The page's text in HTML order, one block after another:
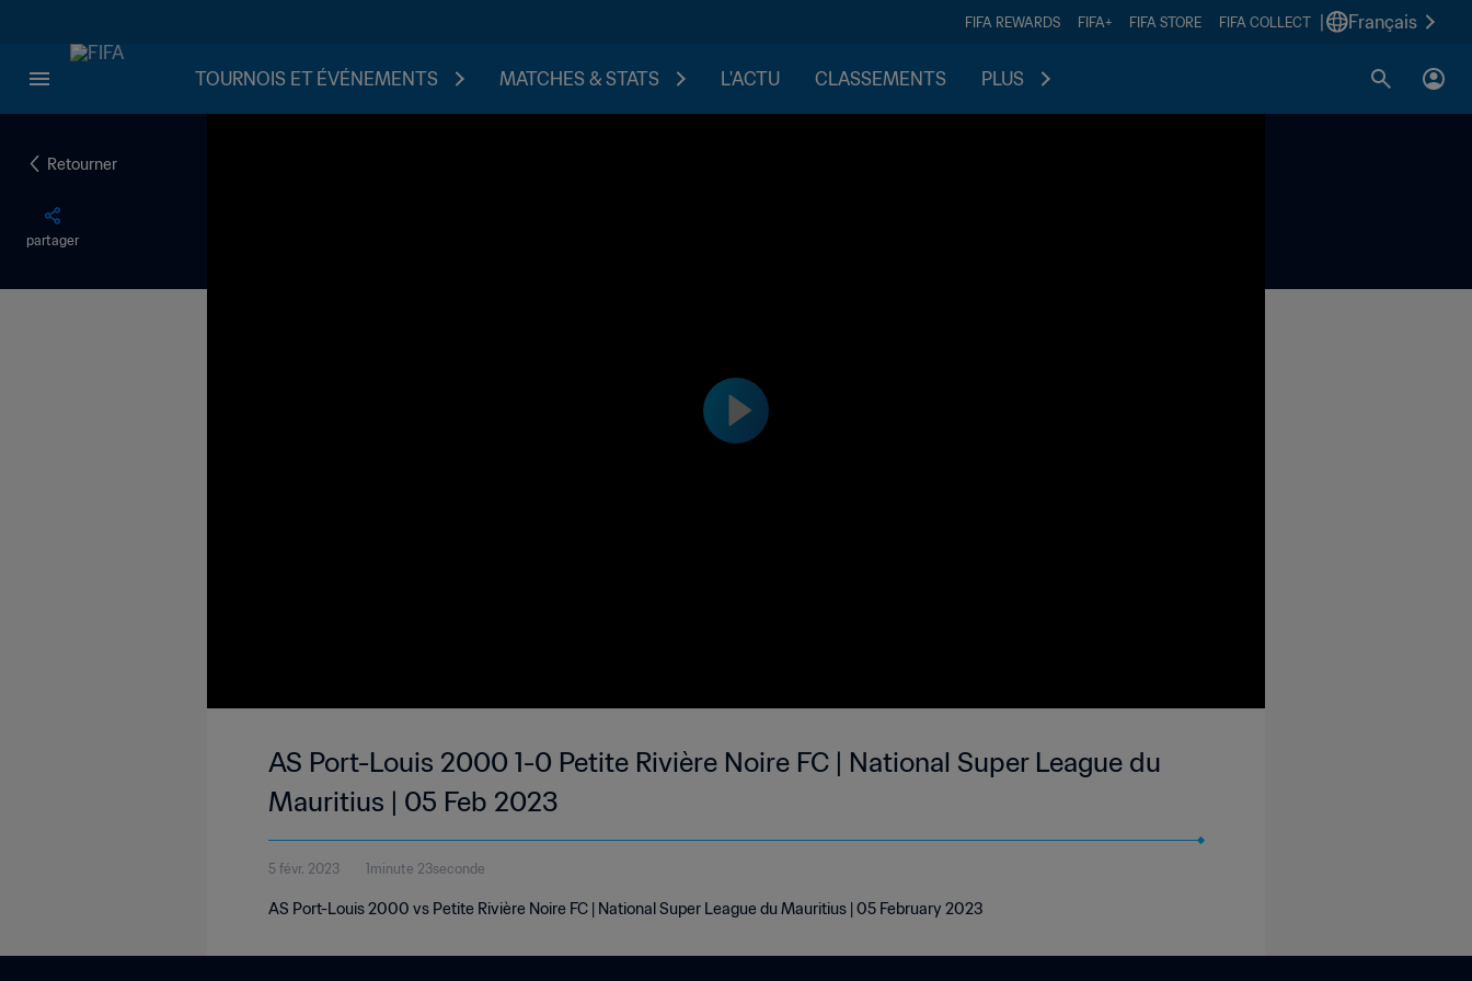
FIFA REWARDS FIFA+ FIFA STORE FIFA COLLECT Français
TOURNOIS ET ÉVÉNEMENTS MATCHES & STATS L'ACTU CLASSEMENTS PLUS
Retourner
partager
AS Port-Louis 2000 1-0 Petite Rivière Noire FC | National Super League du
Mauritius | 05 Feb 2023
5 févr. 2023 1minute 23seconde
AS Port-Louis 2000 vs Petite Rivière Noire FC | National Super League du Mauritius | 05 February 2023